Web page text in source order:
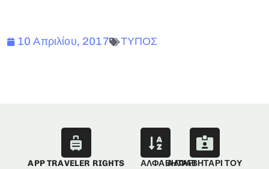
10 Απριλίου, 2017 ΤΥΠΟΣ
APP TRAVELER RIGHTS
ΑΛΦΑΒΗΤΑΡΙΑΛΦΑΒΗΤΑΡΙ ΤΟΥ